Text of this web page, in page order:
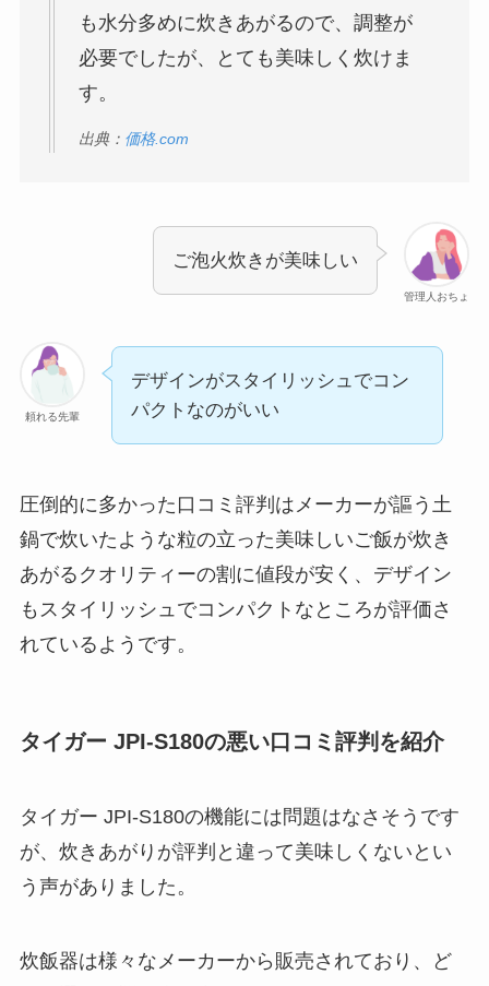
も水分多めに炊きあがるので、調整が
必要でしたが、とても美味しく炊けま
す。
出典： 価格.com
管理人おちょ
ご泡火炊きが美味しい
頼れる先輩
デザインがスタイリッシュでコン
パクトなのがいい
圧倒的に多かった口コミ評判はメーカーが謳う土
鍋で炊いたような粒の立った美味しいご飯が炊き
あがるクオリティーの割に値段が安く、デザイン
もスタイリッシュでコンパクトなところが評価さ
れているようです。
タイガー JPI-S180の悪い口コミ評判を紹介
タイガー JPI-S180の機能には問題はなさそうです
が、炊きあがりが評判と違って美味しくないとい
う声がありました。
炊飯器は様々なメーカーから販売されており、ど